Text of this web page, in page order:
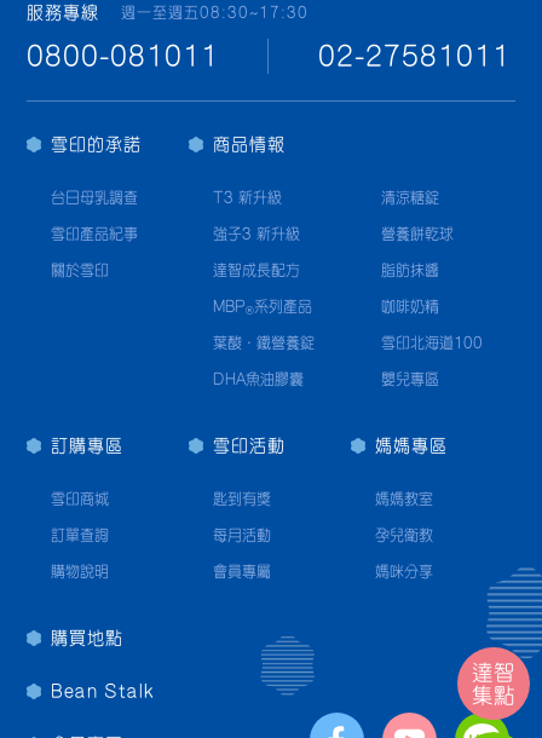
達智
集點
服務專線
0800-081011 02-27581011
週一至週五08:30~17:30
雪印的承諾
台日母乳調查
雪印產品紀事
關於雪印
商品情報
T3 新升級
強子3 新升級
達智成長配方
MBP®系列產品
葉酸·鐵營養錠
DHA魚油膠囊
清涼糖錠
營養餅乾球
脂肪抹醬
咖啡奶精
雪印北海道100
嬰兒專區
訂購專區
雪印商城
訂單查詢
購物說明
雪印活動
匙到有獎
每月活動
會員專屬
媽媽專區
媽媽教室
孕兒衛教
媽咪分享
購買地點
Bean Stalk